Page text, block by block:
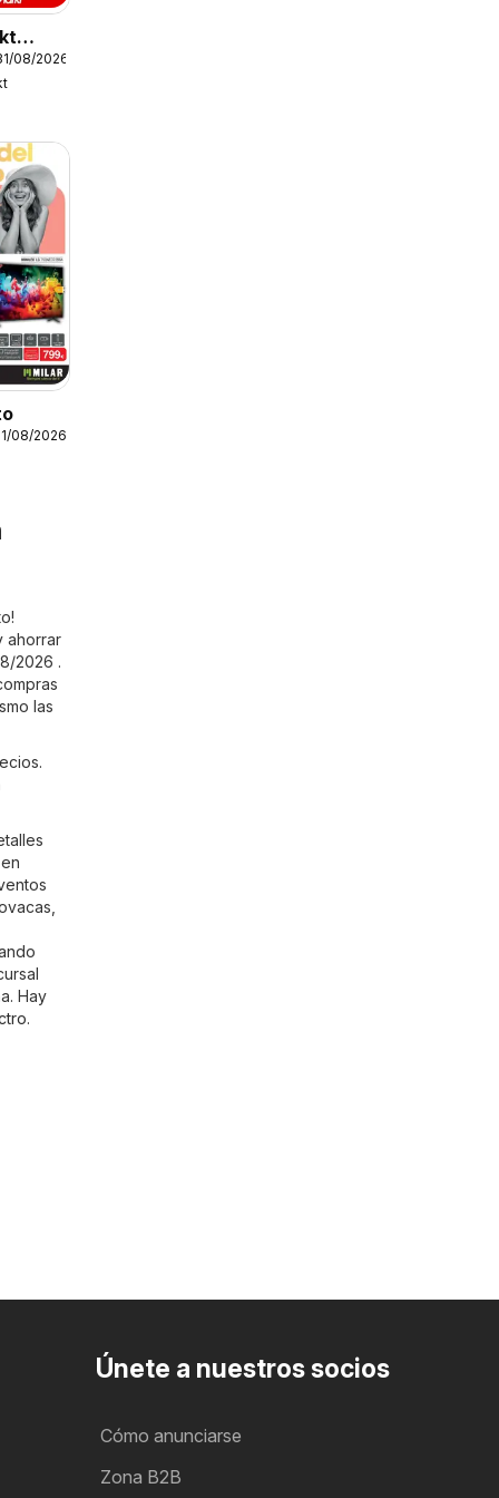
08/2026
08/2026
ahorrar
2026 .
las
Hay
.
Únete a nuestros socios
Cómo anunciarse
Zona B2B